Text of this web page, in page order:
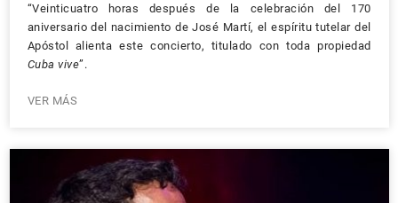
“Veinticuatro horas después de la celebración del 170
aniversario del nacimiento de José Martí, el espíritu tutelar del
Apóstol alienta este concierto, titulado con toda propiedad
Cuba vive”.
VER MÁS